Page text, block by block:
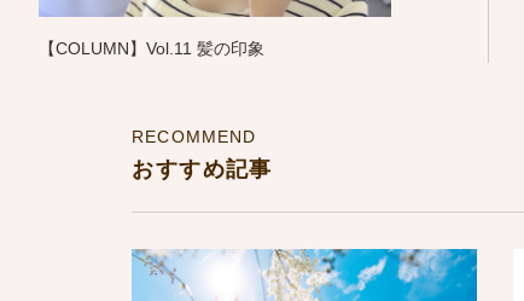
【COLUMN】Vol.11 髪の印象
RECOMMEND
おすすめ記事